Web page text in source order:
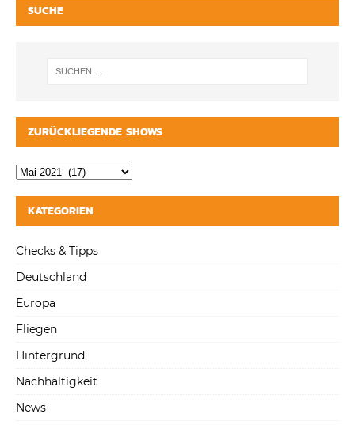
SUCHE
ZURÜCKLIEGENDE SHOWS
KATEGORIEN
Checks & Tipps
Deutschland
Europa
Fliegen
Hintergrund
Nachhaltigkeit
News